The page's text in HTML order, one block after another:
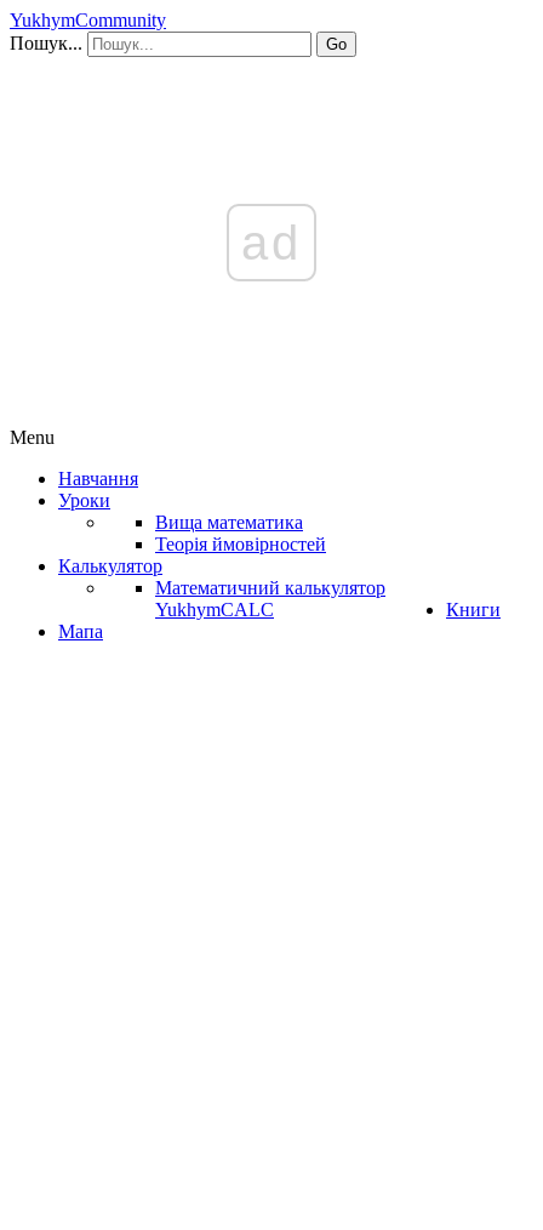
YukhymCommunity
Пошук...
Go
ad
Menu
Навчання
Уроки
Вища математика
Теорія ймовірностей
Калькулятор
Математичний калькулятор
YukhymCALC
Книги
Мапа